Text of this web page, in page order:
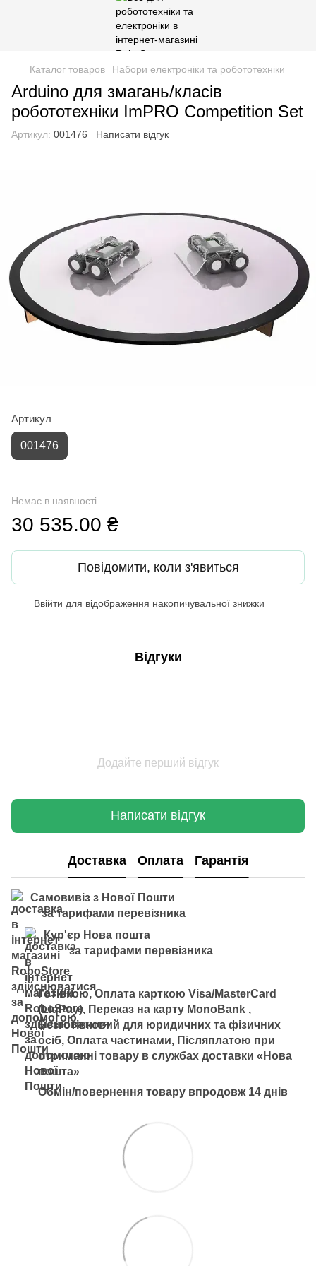
Каталог товаров Набори електроніки та робототехніки
Arduino для змагань/класів
робототехніки ImPRO Competition Set
Артикул: 001476 Написати відгук
Артикул
001476
Немає в наявності
30 535.00 ₴
Повідомити, коли з'явиться
Ввійти для відображення накопичувальної знижки
Відгуки
Додайте перший відгук
Написати відгук
Доставка Оплата Гарантія
Самовивіз з Нової Пошти
за тарифами перевізника
Кур'єр Нова пошта
за тарифами перевізника
Готівкою, Оплата карткою Visa/MasterCard
(LiqPay), Переказ на карту MonoBank ,
Безготівковий для юридичних та фізичних
осіб, Оплата частинами, Післяплатою при
отриманні товару в службах доставки «Нова
пошта»
Обмін/повернення товару впродовж 14 днів